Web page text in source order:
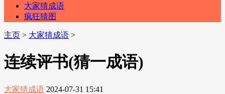
大家猜成语
疯狂猜图
主页 > 大家猜成语 >
连续评书(猜一成语)
大家猜成语 2024-07-31 15:41